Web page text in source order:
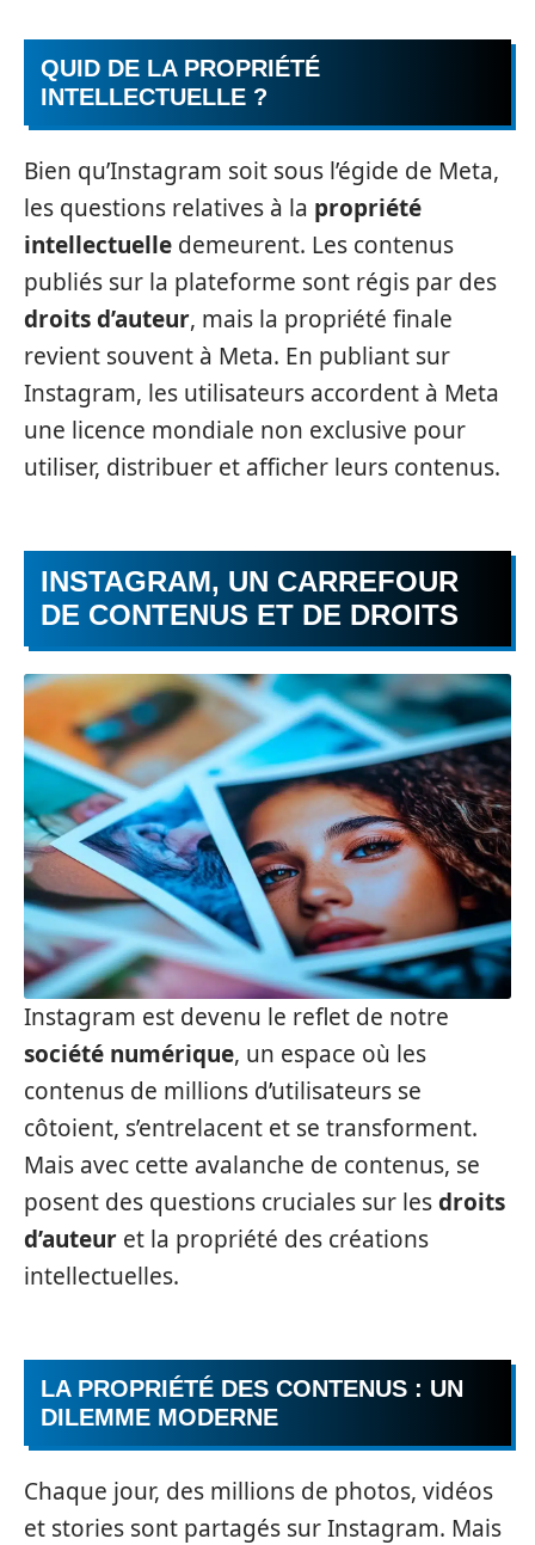
QUID DE LA PROPRIÉTÉ
INTELLECTUELLE ?
Bien qu’Instagram soit sous l’égide de Meta,
les questions relatives à la propriété
intellectuelle demeurent. Les contenus
publiés sur la plateforme sont régis par des
droits d’auteur, mais la propriété finale
revient souvent à Meta. En publiant sur
Instagram, les utilisateurs accordent à Meta
une licence mondiale non exclusive pour
utiliser, distribuer et afficher leurs contenus.
INSTAGRAM, UN CARREFOUR
DE CONTENUS ET DE DROITS
Instagram est devenu le reflet de notre
société numérique, un espace où les
contenus de millions d’utilisateurs se
côtoient, s’entrelacent et se transforment.
Mais avec cette avalanche de contenus, se
posent des questions cruciales sur lesdroits
d’auteur et la propriété des créations
intellectuelles.
LA PROPRIÉTÉ DES CONTENUS : UN
DILEMME MODERNE
Chaque jour, des millions de photos, vidéos
et stories sont partagés sur Instagram. Mais